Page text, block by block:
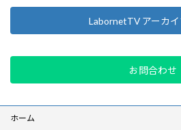
LabornetTV アーカ
お問合わせ
ホーム